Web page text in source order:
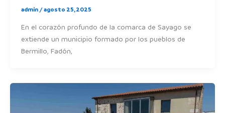
admin /agosto 25, 2025
En el corazón profundo de la comarca de Sayago se
extiende un municipio formado por los pueblos de
Bermillo, Fadón,